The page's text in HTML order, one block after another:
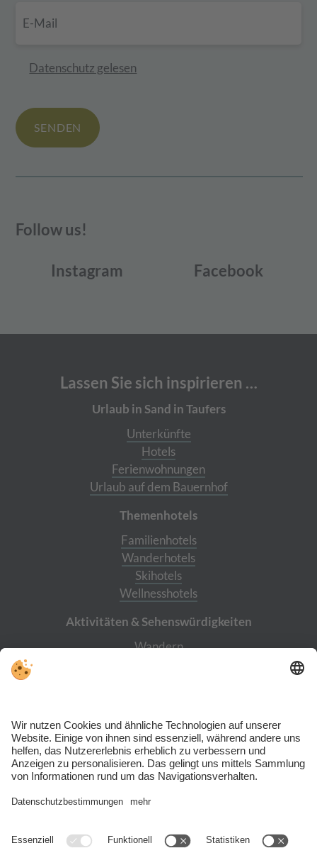
Datenschutz gelesen
SENDEN
Follow us!
Instagram Facebook
Lassen Sie sich inspirieren …
Urlaub in Sand in Taufers
Unterkünfte
Hotels
Ferienwohnungen
Urlaub auf dem Bauernhof
Themenhotels
Familienhotels
Wanderhotels
Skihotels
Wellnesshotels
Aktivitäten & Sehens­würdigkeiten
Wandern
Skiworld Ahrntal
Trotz genauer Arbeit und ständigem Aktualisieren der Inhalte, können Fehler